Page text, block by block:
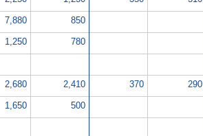
7,880 850
1,250 780
2,680 2,410 370 290
1,650 500